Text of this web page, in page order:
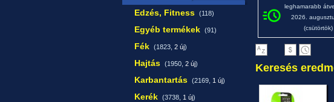
Edzés, Fitness (118)
Egyéb termékek (91)
Fék (1823, 2 új)
Hajtás (1950, 2 új)
Karbantartás (2169, 1 új)
Kerék (3738, 1 új)
leghamarabb
2026.
(csütörtök)
Keresés